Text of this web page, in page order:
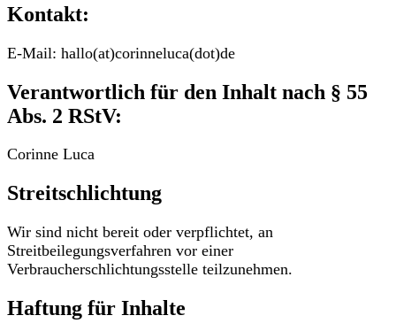
Kontakt:
E-Mail: hallo(at)corinneluca(dot)de
Verantwortlich für den Inhalt nach § 55
Abs. 2 RStV:
Corinne Luca
Streitschlichtung
Wir sind nicht bereit oder verpflichtet, an
Streitbeilegungsverfahren vor einer
Verbraucherschlichtungsstelle teilzunehmen.
Haftung für Inhalte